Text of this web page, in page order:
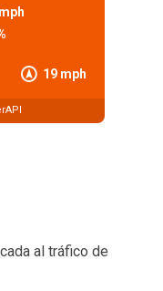
19 mph
al tráfico de